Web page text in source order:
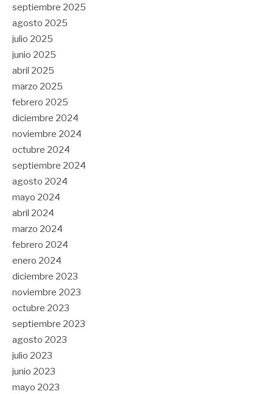
septiembre 2025
agosto 2025
julio 2025
junio 2025
abril 2025
marzo 2025
febrero 2025
diciembre 2024
noviembre 2024
octubre 2024
septiembre 2024
agosto 2024
mayo 2024
abril 2024
marzo 2024
febrero 2024
enero 2024
diciembre 2023
noviembre 2023
octubre 2023
septiembre 2023
agosto 2023
julio 2023
junio 2023
mayo 2023